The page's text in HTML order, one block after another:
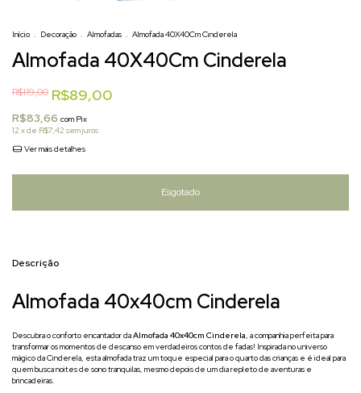
Início . Decoração . Almofadas . Almofada 40X40Cm Cinderela
Almofada 40X40Cm Cinderela
R$119,00 R$89,00
R$83,66 com Pix
12 x de R$7,42 sem juros
Ver mais detalhes
Descrição
Almofada 40x40cm Cinderela
Descubra o conforto encantador daAlmofada 40x40cm Cinderela, a companhia perfeita para
transformar os momentos de descanso em verdadeiros contos de fadas! Inspirada no universo
mágico da Cinderela, esta almofada traz um toque especial para o quarto das crianças e é ideal para
quem busca noites de sono tranquilas, mesmo depois de um dia repleto de aventuras e
brincadeiras.